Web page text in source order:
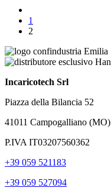
1
2
Incaricotech Srl
Piazza della Bilancia 52
41011 Campogalliano (MO)
P.IVA IT03207560362
+39 059 521183
+39 059 527094